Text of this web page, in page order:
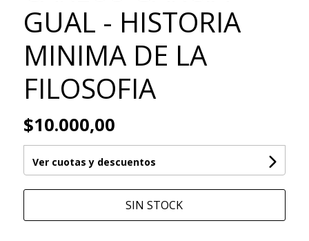
GUAL - HISTORIA
MINIMA DE LA
FILOSOFIA
$10.000,00
Ver cuotas y descuentos
SIN STOCK